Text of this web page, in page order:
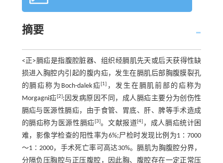
摘要
<正>膈疝是指腹腔脏器、组织经膈肌先天或后天获得性缺
损进入胸腔内引起的腹内疝，发生在膈肌后部胸腹膜裂孔
的膈疝称为Boch-dalek疝[1] ，发生在膈肌前部的疝称为
Morgagni疝 [2];因发病原因不同，成人膈疝主要分为创伤性
膈疝与医源性膈疝，由于食管、胃底、肝、脾等手术造成
的膈疝称为医源性膈疝 [3]。文献报道[4] ，成人膈疝统计困
难，影像学检查的阳性率为6%;尸检时发现比例为1∶7000
～1∶2000，手术死亡率可高达30%。膈肌为胸腹腔分界，
分隔负压胸腔与正压腹腔，因此胸、腹腔存在一定正常压